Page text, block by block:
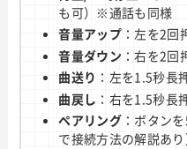
も可）※通話も同様
音量アップ ：左を2回
音量ダウン ：右を2回
曲送り ：左を1.5秒長
曲戻し ：右を1.5秒長
ペアリング ：ボタン
で接続方法の解説あり